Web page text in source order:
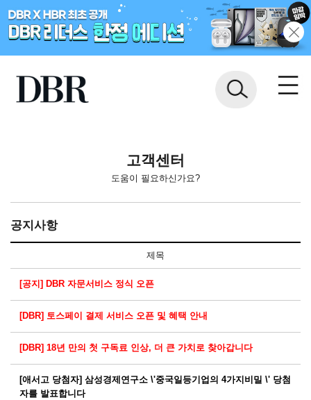
고객센터
도움이 필요하신가요?
공지사항
제목
[공지] DBR 자문서비스 정식 오픈
[DBR] 토스페이 결제 서비스 오픈 및 혜택 안내
[DBR] 18년 만의 첫 구독료 인상, 더 큰 가치로 찾아갑니다
[애서고 당첨자] 삼성경제연구소 \'중국일등기업의 4가지비밀 \' 당첨
자를 발표합니다